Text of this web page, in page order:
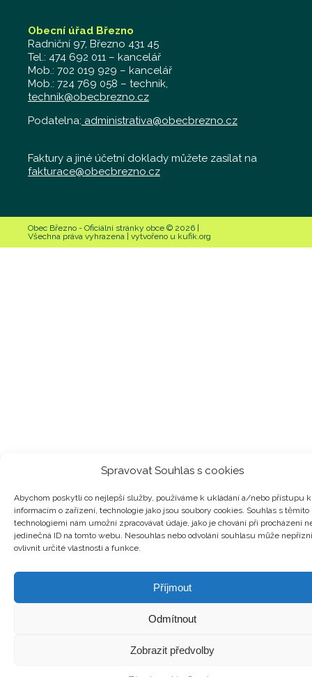
Spravovat Souhlas s cookies
Abychom poskytli co nejlepší služby, používáme k ukládání a/nebo přístupu k
informacím o zařízení, technologie jako jsou soubory cookies. Souhlas s těmito
technologiemi nám umožní zpracovávat údaje, jako je chování při procházení
jedinečná ID na tomto webu. Nesouhlas nebo odvolání souhlasu může
ovlivnit určité vlastnosti a funkce.
Příjmout
Odmítnout
Zobrazit předvolby
Obecní úřad Březno
Radniční 97, Březno 431 45
Tel.: 474 692 011 – kancelář
Mob.: 702 019 929 – kancelář
Mob.: 724 769 058 – technik,
technik@obecbrezno.cz
Podatelna: administrativa@obecbrezno.cz
Faktury a jiné účetní doklady můžete zasílat na
fakturace@obecbrezno.cz
Obec Březno - Oficiální stránky obce © 2026 |
Všechna práva vyhrazena | vytvořeno u kufik.org